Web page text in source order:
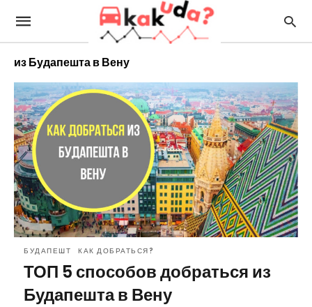
из Будапешта в Вену
БУДАПЕШТ КАК ДОБРАТЬСЯ?
ТОП 5 способов добраться из
Будапешта в Вену